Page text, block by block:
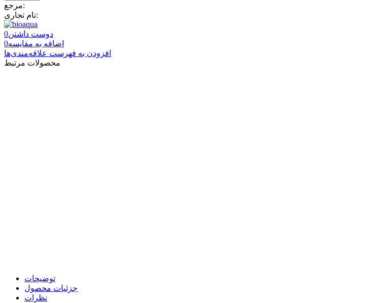
مرجع:
نام تجاری:
دوست داشتن0
اضافه به مقایسه0
افزودن به فهرست علاقه‌مندی‌ها
محصولات مرتبط
توضیحات
جزئیات محصول
نظرات